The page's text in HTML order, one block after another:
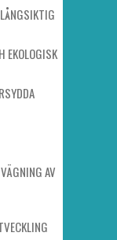
EKOLOGISK
AV